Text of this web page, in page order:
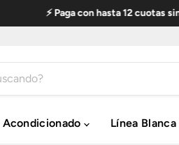
⚡ Paga con hasta 12 cuotas sin
Línea Blanca